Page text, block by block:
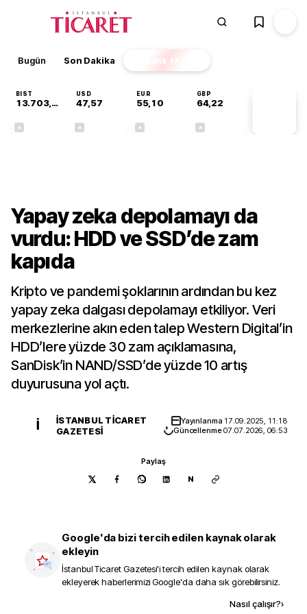
Bugün Son Dakika Finans EKSTRA
BIST
13.703,13
USD
47,57
EUR
55,10
GBP
64,22
Yapay zeka depolamayı da
vurdu: HDD ve SSD’de zam
kapıda
Kripto ve pandemi şoklarının ardından bu kez
yapay zeka dalgası depolamayı etkiliyor. Veri
merkezlerine akın eden talep Western Digital’in
HDD’lere yüzde 30 zam açıklamasına,
SanDisk’in NAND/SSD’de yüzde 10 artış
duyurusuna yol açtı.
İ
İSTANBUL TICARET
GAZETESI
Yayınlanma 17.09.2025, 11:18
Güncellenme07.07.2026, 06:53
Paylaş
N
Google'da bizi tercih edilen kaynak olarak
ekleyin
İstanbul Ticaret Gazetesi'i tercih edilen kaynak olarak
ekleyerek haberlerimizi Google'da daha sık görebilirsiniz.
Nasıl çalışır?›